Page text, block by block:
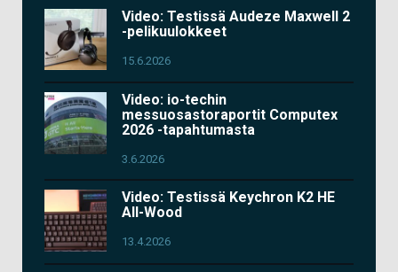
Video: Testissä Audeze Maxwell 2
-pelikuulokkeet
15.6.2026
Video: io-techin
messuosastoraportit Computex
2026 -tapahtumasta
3.6.2026
Video: Testissä Keychron K2 HE
All-Wood
13.4.2026